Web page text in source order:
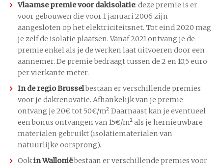
Vlaamse premie voor dakisolatie: deze premie is er
voor gebouwen die voor 1 januari 2006 zijn
aangesloten op het elektriciteitsnet. Tot eind 2020 mag
je zelf de isolatie plaatsen. Vanaf 2021 ontvang je de
premie enkel als je de werken laat uitvoeren door een
aannemer. De premie bedraagt tussen de 2 en 10,5 euro
per vierkante meter.
In de regio Brusselbestaan er verschillende premies
voor je dakrenovatie. Afhankelijk van je premie
ontvang je 20€ tot 50€/m². Daarnaast kan je eventueel
een bonus ontvangen van 15€/m² als je hernieuwbare
materialen gebruikt (isolatiematerialen van
natuurlijke oorsprong).
Ookin Walloniëbestaan er verschillende premies voor